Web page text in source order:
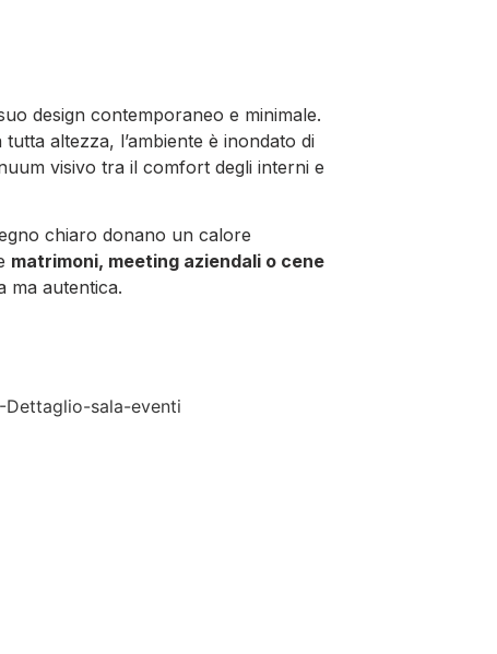
design contemporaneo e minimale.
altezza, l’ambiente è inondato di
visivo tra il comfort degli interni e
chiaro donano un calore
matrimoni, meeting aziendali o cene
ma autentica.